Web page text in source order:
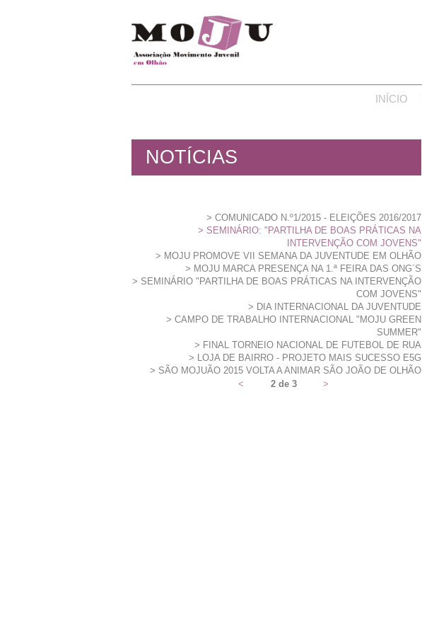
INÍCIO
NOTÍCIAS
COMUNICADO N.º1/2015 - ELEIÇÕES 2016/2017
SEMINÁRIO: "PARTILHA DE BOAS PRÁTICAS NA
INTERVENÇÃO COM JOVENS"
MOJU PROMOVE VII SEMANA DA JUVENTUDE EM OLHÃO
MOJU MARCA PRESENÇA NA 1.ª FEIRA DAS ONG´S
SEMINÁRIO "PARTILHA DE BOAS PRÁTICAS NA INTERVENÇÃO
COM JOVENS"
DIA INTERNACIONAL DA JUVENTUDE
CAMPO DE TRABALHO INTERNACIONAL "MOJU GREEN
SUMMER"
FINAL TORNEIO NACIONAL DE FUTEBOL DE RUA
LOJA DE BAIRRO - PROJETO MAIS SUCESSO E5G
SÃO MOJUÃO 2015 VOLTA A ANIMAR SÃO JOÃO DE OLHÃO
<
2 de 3 >